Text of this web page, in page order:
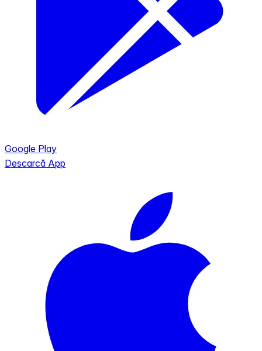
Google Play
Descarcă App